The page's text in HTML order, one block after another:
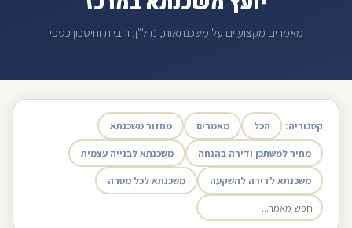
מאמרים מקצועיים על משכנתאות, נדל"ן, ריביות וחיסכון כספי
קטגוריה: הכל מאמרים מחזור משכנתא
מחיר למשתכן ודירה בהנחה משכנתא לבנייה עצמית
משכנתא לדירה להשקעה משכנתא לכל מטרה